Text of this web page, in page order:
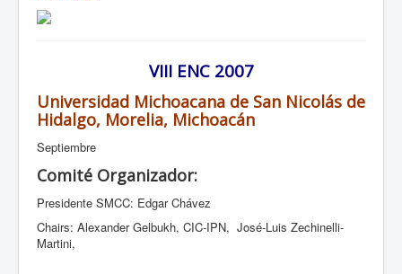
VIII ENC 2007
Universidad Michoacana de San Nicolás de
Hidalgo, Morelia, Michoacán
Septiembre
Comité Organizador:
Presidente SMCC: Edgar Chávez
Chairs: Alexander Gelbukh, CIC-IPN, José-Luis Zechinelli-
Martini,